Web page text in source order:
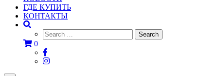
ГДЕ КУПИТЬ
КОНТАКТЫ
0